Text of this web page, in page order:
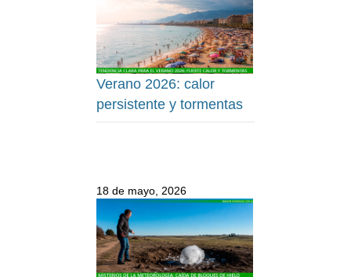
Verano 2026: calor
persistente y tormentas
18 de mayo, 2026